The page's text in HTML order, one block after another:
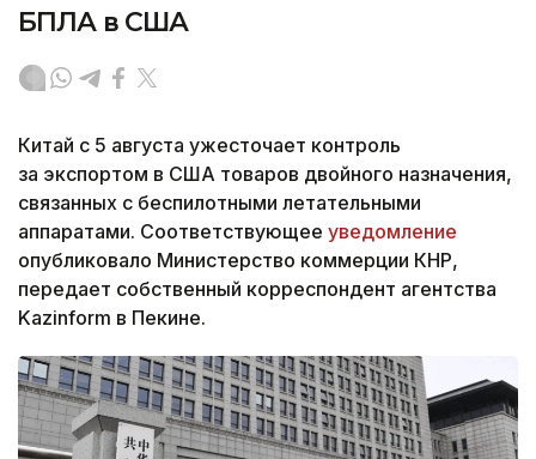
БПЛА в США
Китай с 5 августа ужесточает контроль
за экспортом в США товаров двойного назначения,
связанных с беспилотными летательными
аппаратами. Соответствующее уведомление
опубликовало Министерство коммерции КНР,
передает собственный корреспондент агентства
Kazinform в Пекине.